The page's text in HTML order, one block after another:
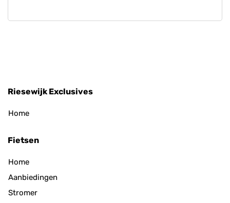
Riesewijk Exclusives
Home
Fietsen
Home
Aanbiedingen
Stromer